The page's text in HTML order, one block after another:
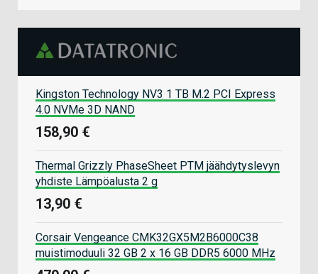
Kingston Technology NV3 1 TB M.2 PCI Express
4.0 NVMe 3D NAND
158,90 €
Thermal Grizzly PhaseSheet PTM jäähdytyslevyn
yhdiste Lämpöalusta 2 g
13,90 €
Corsair Vengeance CMK32GX5M2B6000C38
muistimoduuli 32 GB 2 x 16 GB DDR5 6000 MHz